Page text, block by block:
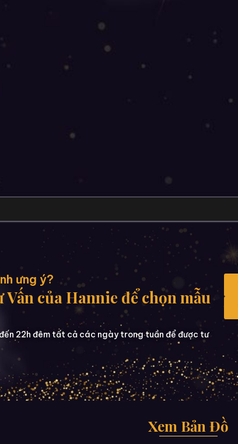
ưng ý?
của Hannie để chọn mẫu
22h đêm tất cả các ngày trong tuần để được tư
Xem Bản Đồ